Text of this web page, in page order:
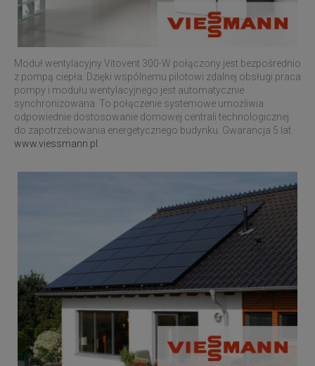
Moduł wentylacyjny Vitovent 300-W połączony jest bezpośrednio
z pompą ciepła. Dzięki wspólnemu pilotowi zdalnej obsługi praca
pompy i modułu wentylacyjnego jest automatycznie
synchronizowana. To połączenie systemowe umożliwia
odpowiednie dostosowanie domowej centrali technologicznej
do zapotrzebowania energetycznego budynku. Gwarancja 5 lat.
www.viessmann.pl